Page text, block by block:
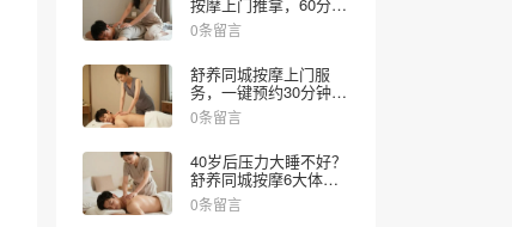
深层舒缓满血复活
0条留言
舒养同城按摩上门服
务，一键预约30分钟到
府，下班后的专属时光
就该这么过！
0条留言
40岁后压力大睡不好？
舒养同城按摩6大体验
项目实测，在家享上门
SPA，30分钟解乏
0条留言